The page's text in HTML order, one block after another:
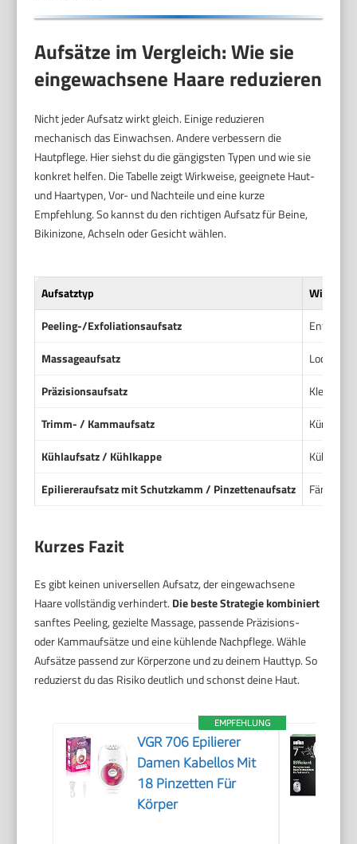
Aufsätze im Vergleich: Wie sie
eingewachsene Haare reduzieren
Nicht jeder Aufsatz wirkt gleich. Einige reduzieren
mechanisch das Einwachsen. Andere verbessern die
Hautpflege. Hier siehst du die gängigsten Typen und wie sie
konkret helfen. Die Tabelle zeigt Wirkweise, geeignete Haut-
und Haartypen, Vor- und Nachteile und eine kurze
Empfehlung. So kannst du den richtigen Aufsatz für Beine,
Bikinizone, Achseln oder Gesicht wählen.
Aufsatztyp
Peeling-/Exfoliationsaufsatz
Entfernt
Massageaufsatz
Lockert
Präzisionsaufsatz
Kleine,
Trimm- / Kammaufsatz
Kürzt
Kühlaufsatz / Kühlkappe
Kühlt die
Epiliereraufsatz mit Schutzkamm / Pinzettenaufsatz
Fängt
Kurzes Fazit
Es gibt keinen universellen Aufsatz, der eingewachsene
Haare vollständig verhindert. Die beste Strategie kombiniert
sanftes Peeling, gezielte Massage, passende Präzisions-
oder Kammaufsätze und eine kühlende Nachpflege. Wähle
Aufsätze passend zur Körperzone und zu deinem Hauttyp. So
reduzierst du das Risiko deutlich und schonst deine Haut.
EMPFEHLUNG
VGR 706 Epilierer
Damen Kabellos Mit
18 Pinzetten Für
Körper